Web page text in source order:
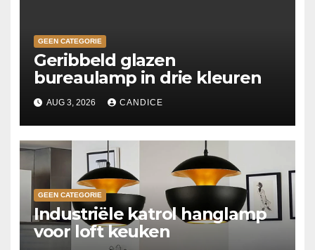
GEEN CATEGORIE
Geribbeld glazen
bureaulamp in drie kleuren
AUG 3, 2026 CANDICE
GEEN CATEGORIE
Industriële katrol hanglamp
voor loft keuken